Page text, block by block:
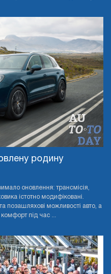
родину
оновлення: трансмісія,
істотно модифіковані.
позашляхові можливості авто, а
під час ...